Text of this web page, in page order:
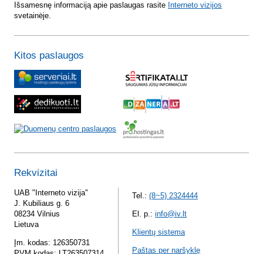
Išsamesnę informaciją apie paslaugas rasite Interneto vizijos
svetainėje.
Kitos paslaugos
Rekvizitai
UAB "Interneto vizija"
J. Kubiliaus g. 6
08234 Vilnius
Lietuva
Įm. kodas: 126350731
Tel.: (8~5) 2324444
El. p.: info@iv.lt
Klientų sistema
Paštas per naršyklę